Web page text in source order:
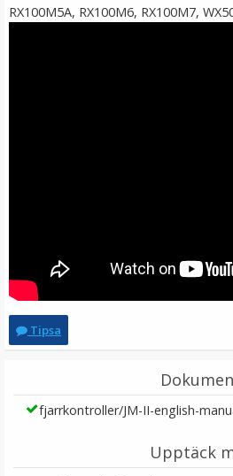
99 kr
RX100M5A, RX100M6, RX100M7,
Tipsa
fjarrkontroller/JM-II-english-
Upptäck